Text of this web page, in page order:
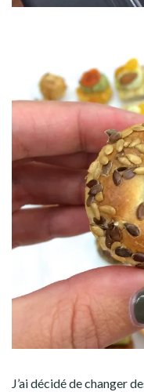
J’ai décidé de changer